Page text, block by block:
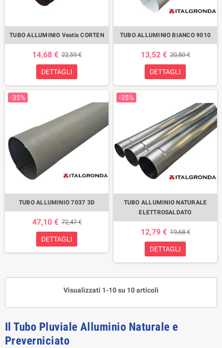
TUBO ALLUMINIO Vestis CORTEN
14,68 € 22,59 €
DETTAGLI
TUBO ALLUMINIO BIANCO 9010
13,52 € 20,80 €
DETTAGLI
-35%
TUBO ALLUMINIO 7037 3D
47,10 € 72,47 €
DETTAGLI
-35%
TUBO ALLUMINIO NATURALE
ELETTROSALDATO
12,79 € 19,68 €
DETTAGLI
Visualizzati 1-10 su 10 articoli
Il Tubo Pluviale Alluminio Naturale e
Preverniciato